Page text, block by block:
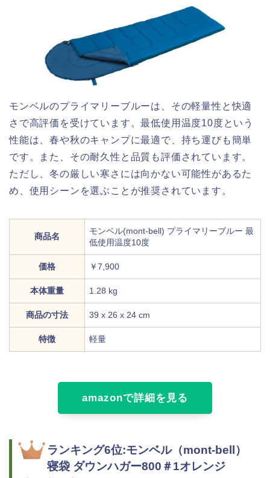
モンベルのプライマリーブルーは、その軽量性と快適
さで高評価を受けています。最低使用温度10度という
性能は、春や秋のキャンプに最適で、持ち運びも簡単
です。また、その耐久性と品質も評価されています。
ただし、冬の厳しい寒さには向かない可能性があるた
め、使用シーンを選ぶことが推奨されています。
商品名
モンベル(mont-bell) プライマリーブルー 最
低使用温度10度
価格 ￥7,900
本体重量 1.28 kg
商品の寸法 ‎39 x 26 x 24 cm
特徴 軽量
amazonで詳細を見る
ランキング6位:モンベル（mont-bell）
寝袋 ダウンハガー800＃1オレンジ